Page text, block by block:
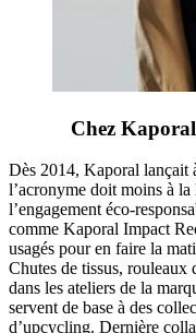
Chez
Dès 2014, Kaporal lançait
l’acronyme doit moins à
l’engagement éco-
comme Kaporal Impact
usagés pour en faire la
Chutes de tissus, rouleaux
dans les ateliers de la
servent de base à des
d’upcycling. Dernière